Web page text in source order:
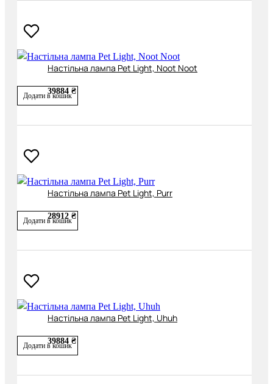
Настільна лампа Pet Light, Noot Noot
39884 ₴
Додати в кошик
Настільна лампа Pet Light, Purr
28912 ₴
Додати в кошик
Настільна лампа Pet Light, Uhuh
39884 ₴
Додати в кошик